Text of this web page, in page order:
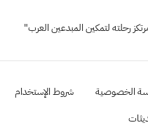
رحلته لتمكين المبدعين العرب"
الخصوصية
شروط الإستخدام